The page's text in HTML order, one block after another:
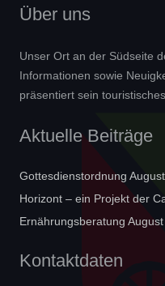
Über uns
Unser Ort an der Südseite
Informationen sowie
präsentiert sein
Aktuelle Beiträge
Gottesdienstordnung
Horizont – ein Projekt der
Ernährungsberatung
Kontaktdaten